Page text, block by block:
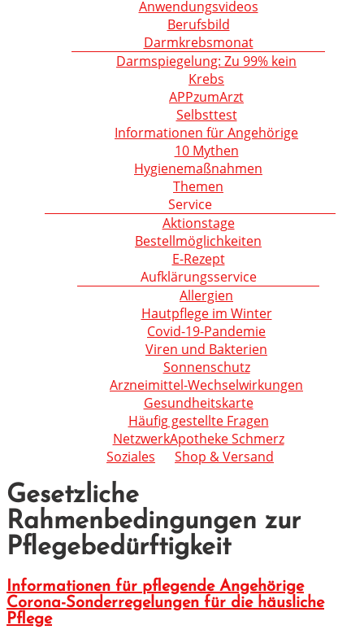
Anwendungsvideos
Berufsbild
Darmkrebsmonat
Darmspiegelung: Zu 99% kein
Krebs
APPzumArzt
Selbsttest
Informationen für Angehörige
10 Mythen
Hygienemaßnahmen
Themen
Service
Aktionstage
Bestellmöglichkeiten
E-Rezept
Aufklärungsservice
Allergien
Hautpflege im Winter
Covid-19-Pandemie
Viren und Bakterien
Sonnenschutz
Arzneimittel-Wechselwirkungen
Gesundheitskarte
Häufig gestellte Fragen
NetzwerkApotheke Schmerz
Soziales
Shop & Versand
Gesetzliche
Rahmenbedingungen zur
Pflegebedürftigkeit
Informationen für pflegende Angehörige
Corona-Sonderregelungen für die häusliche
Pflege